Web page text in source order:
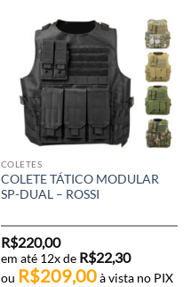
COLETES
COLETE TÁTICO MODULAR
SP-DUAL – ROSSI
R$220,00
em até 12x de R$22,30
ou R$209,00 à vista no PIX